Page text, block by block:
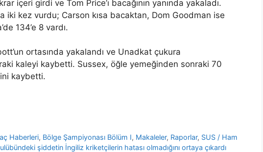
içeri girdi ve Tom Price’ı bacağının yanında yakaladı.
iki kez vurdu; Carson kısa bacaktan, Dom Goodman ise
134’e 8 vardı.
ortasında yakalandı ve Unadkat çukura
kaleyi kaybetti. Sussex, öğle yemeğinden sonraki 70
kaybetti.
Haberleri, Bölge Şampiyonası Bölüm I, Makaleler, Raporlar, SUS / Ham
şiddetin İngiliz kriketçilerin hatası olmadığını ortaya çıkardı